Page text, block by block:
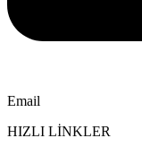
Email
HIZLI LİNKLER